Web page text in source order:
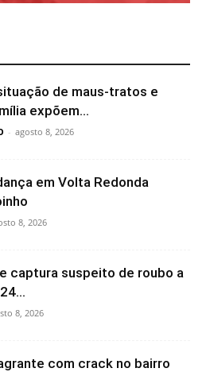
de maus-tratos e
expõem...
- agosto 8, 2026
em Volta Redonda
8, 2026
captura suspeito de roubo a
8, 2026
com crack no bairro